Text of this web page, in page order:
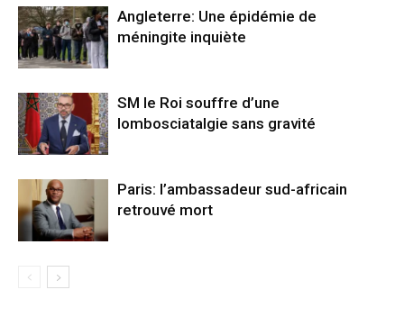
Angleterre: Une épidémie de
méningite inquiète
SM le Roi souffre d’une
lombosciatalgie sans gravité
Paris: l’ambassadeur sud-africain
retrouvé mort